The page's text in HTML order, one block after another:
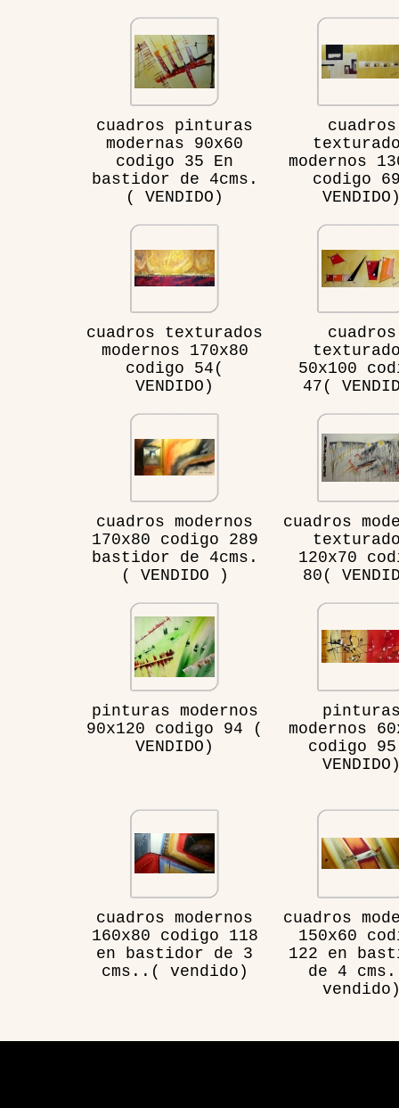
cuadros pinturas
modernas 90x60
codigo 35 En
bastidor de 4cms.
( VENDIDO)
cuadros
modernos
codigo
cuadros texturados
modernos 170x80
codigo 54(
VENDIDO)
cuadros
50x100
47(
cuadros modernos
170x80 codigo 289
bastidor de 4cms.
( VENDIDO )
cuadros
120x70
80(
pinturas modernos
90x120 codigo 94 (
VENDIDO)
modernos
codigo
cuadros modernos
160x80 codigo 118
en bastidor de 3
cms..( vendido)
cuadros
150x60
122 en
de 4